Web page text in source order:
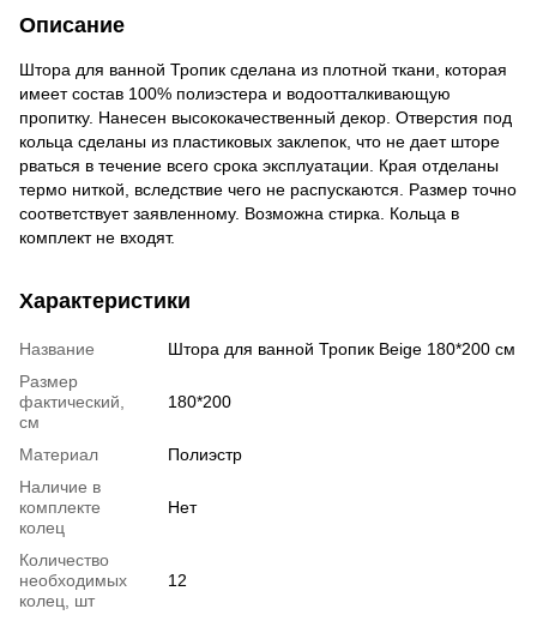
Описание
Штора для ванной Тропик сделана из плотной ткани, которая
имеет состав 100% полиэстера и водоотталкивающую
пропитку. Нанесен высококачественный декор. Отверстия под
кольца сделаны из пластиковых заклепок, что не дает шторе
рваться в течение всего срока эксплуатации. Края отделаны
термо ниткой, вследствие чего не распускаются. Размер точно
соответствует заявленному. Возможна стирка. Кольца в
комплект не входят.
Характеристики
Название
Штора для ванной Тропик Beige 180*200 см
Размер
фактический,
см
180*200
Материал
Полиэстр
Наличие в
комплекте
колец
Нет
Количество
необходимых
колец, шт
12